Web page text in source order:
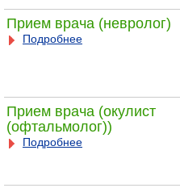
Прием врача (невролог)
Подробнее
Прием врача (окулист
(офтальмолог))
Подробнее